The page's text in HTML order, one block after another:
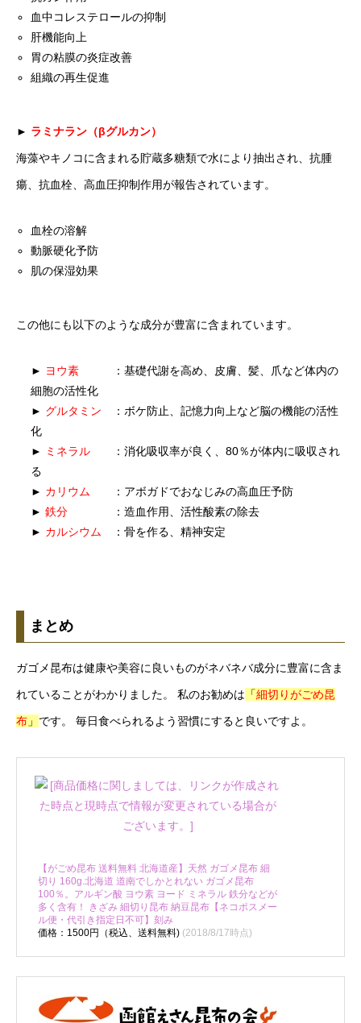
血中コレステロールの抑制
肝機能向上
胃の粘膜の炎症改善
組織の再生促進
► ラミナラン（βグルカン）
海藻やキノコに含まれる貯蔵多糖類で水により抽出され、抗腫
瘍、抗血栓、高血圧抑制作用が報告されています。
血栓の溶解
動脈硬化予防
肌の保湿効果
この他にも以下のような成分が豊富に含まれています。
► ヨウ素 ：基礎代謝を高め、皮膚、髪、爪など体内の
細胞の活性化
► グルタミン ：ボケ防止、記憶力向上など脳の機能の活性
化
►
ミネラル ：消化吸収率が良く、80％が体内に吸収され
る
► カリウム ：アボガドでおなじみの高血圧予防
►鉄分 ：造血作用、活性酸素の除去
► カルシウム ：骨を作る、精神安定
まとめ
ガゴメ昆布は健康や美容に良いものがネバネバ成分に豊富に含ま
れていることがわかりました。 私のお勧めは 「細切りがごめ昆
布 」 です。 毎日食べられるよう習慣にすると良いですよ。
【がごめ昆布 送料無料 北海道産】天然 ガゴメ昆布 細
切り 160g.北海道 道南でしかとれない ガゴメ昆布
100％。アルギン酸 ヨウ素 ヨード ミネラル 鉄分などが
多く含有！ きざみ 細切り昆布 納豆昆布【ネコポスメー
ル便・代引き指定日不可】刻み
価格：1500円（税込、送料無料) (2018/8/17時点)